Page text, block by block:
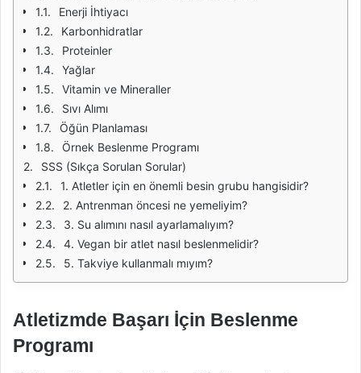
Enerji İhtiyacı
Karbonhidratlar
Proteinler
Yağlar
Vitamin ve Mineraller
Sıvı Alımı
Öğün Planlaması
Örnek Beslenme Programı
SSS (Sıkça Sorulan Sorular)
1. Atletler için en önemli besin grubu hangisidir?
2. Antrenman öncesi ne yemeliyim?
3. Su alımını nasıl ayarlamalıyım?
4. Vegan bir atlet nasıl beslenmelidir?
5. Takviye kullanmalı mıyım?
Atletizmde Başarı İçin Beslenme
Programı